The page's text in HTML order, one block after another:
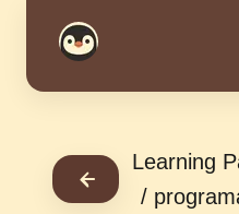
Volver
Learning